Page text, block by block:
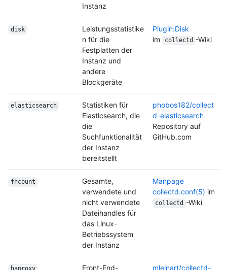
Instanz
disk
Leistungsstatistike
n für die
Festplatten der
Instanz und
andere
Blockgeräte
Plugin:Disk
im
collectd -Wiki
elasticsearch
Statistiken für
Elasticsearch, die
die
Suchfunktionalität
der Instanz
bereitstellt
phobos182/collect
d-elasticsearch
Repository auf
GitHub.com
fhcount
Gesamte,
verwendete und
nicht verwendete
Dateihandles für
das Linux-
Betriebssystem
der Instanz
Manpage
collectd.conf(5) im
collectd -Wiki
Front-End- mleinart/collectd-